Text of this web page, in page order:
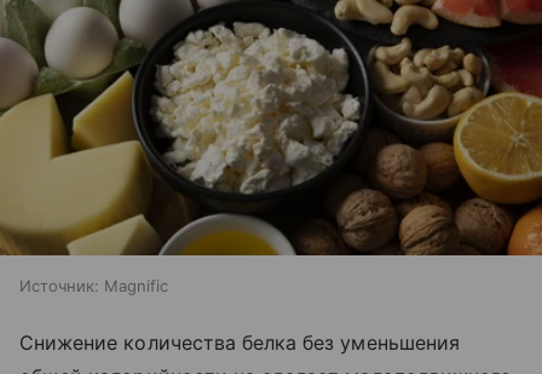
Источник: Magnific
Снижение количества белка без уменьшения